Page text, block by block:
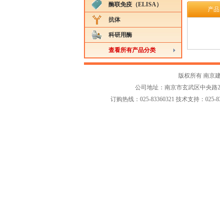
酶联免疫（ELISA）
抗体
科研用酶
查看所有产品分类
产
版权所有 南京
公司地址：南京市玄武区中央路
订购热线：025-83360321 技术支持：025-